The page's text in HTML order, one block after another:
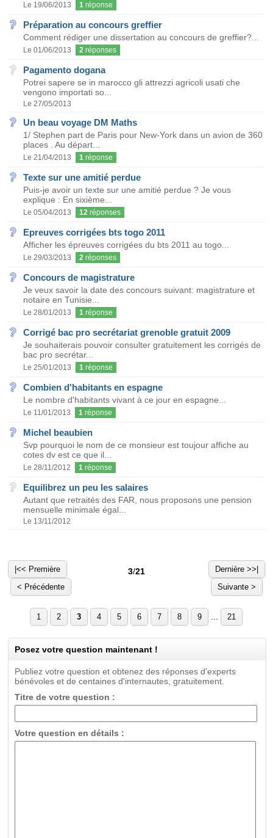
Le 19/06/2013 1 réponse
Préparation au concours greffier
Comment rédiger une dissertation au concours de greffier?...
Le 01/06/2013 2 réponses
Pagamento dogana
Potrei sapere se in marocco gli attrezzi agricoli usati che
vengono importati so...
Le 27/05/2013
Un beau voyage DM Maths
1/ Stephen part de Paris pour New-York dans un avion de 360
places . Au départ...
Le 21/04/2013 1 réponse
Texte sur une amitié perdue
Puis-je avoir un texte sur une amitié perdue ? Je vous
explique : En sixième...
Le 05/04/2013 12 réponses
Epreuves corrigées bts togo 2011
Afficher les épreuves corrigées du bts 2011 au togo...
Le 29/03/2013 2 réponses
Concours de magistrature
Je veux savoir la date des concours suivant: magistrature et
notaire en Tunisie...
Le 28/01/2013 1 réponse
Corrigé bac pro secrétariat grenoble gratuit 2009
Je souhaiterais pouvoir consulter gratuitement les corrigés de
bac pro secrétar...
Le 25/01/2013 1 réponse
Combien d'habitants en espagne
Le nombre d'habitants vivant à ce jour en espagne...
Le 11/01/2013 1 réponse
Michel beaubien
Svp pourquoi le nom de ce monsieur est toujour affiche au
cotes dv est ce que il...
Le 28/11/2012 1 réponse
Equilibrez un peu les salaires
Autant que retraités des FAR, nous proposons une pension
mensuelle minimale égal...
Le 13/11/2012
|<< Première
< Précédente
3/21
Dernière >>|
Suivante >
1 2 3 4 5 6 7 8 9 21
Posez votre question maintenant !
Publiez votre question et obtenez des réponses d'experts
bénévoles et de centaines d'internautes, gratuitement.
Titre de votre question :
Votre question en détails :